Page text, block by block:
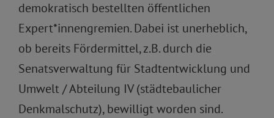
demokratisch bestellten öffentlichen
Expert*innengremien. Dabei ist unerheblich,
ob bereits Fördermittel, z.B. durch die
Senatsverwaltung für Stadtentwicklung und
Umwelt / Abteilung IV (städtebaulicher
Denkmalschutz), bewilligt worden sind.